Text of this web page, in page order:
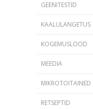
GEENITESTID
KAALULANGETUS
KOGEMUSLOOD
MEEDIA
MIKROTOITAINED
RETSEPTID